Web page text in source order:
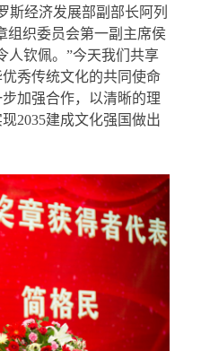
斯经济发展部副部长阿列
组织委员会第一副主席侯
人钦佩。”今天我们共享
秀传统文化的共同使命
加强合作，以清晰的理
2035建成文化强国做出